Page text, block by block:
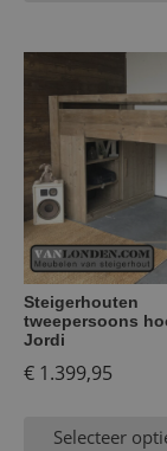
Steigerhouten
tweepersoons
Jordi
€ 1.399,95
Selecteer